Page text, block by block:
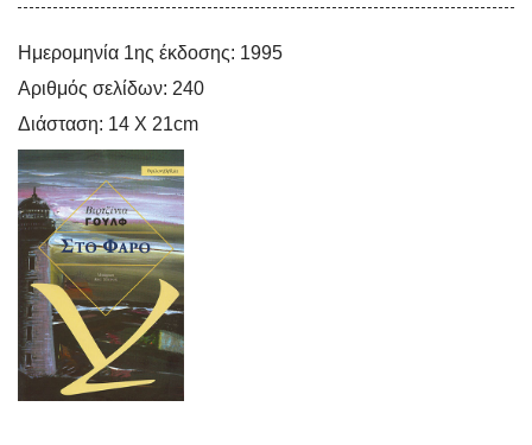
Ημερομηνία 1ης έκδοσης: 1995
Αριθμός σελίδων: 240
Διάσταση: 14 Χ 21cm